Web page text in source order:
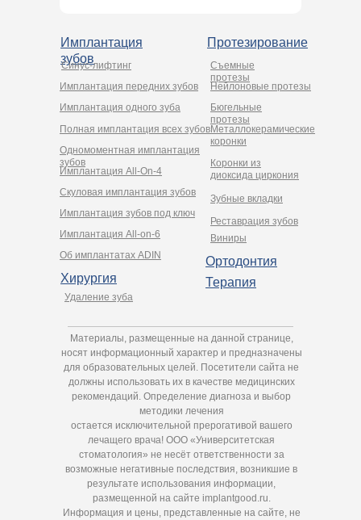
Хирургия
Имплантация All-on-6
Удаление зуба
Имплантация зубов под ключ
Cкуловая имплантация зубов
Имплантация All-On-4
Ортодонтия
Терапия
Имплантация
зубов
Одномоментная имплантация
зубов
Полная имплантация всех зубов
Имплантация одного зуба
Имплантация передних зубов
Об имплантатах ADIN
Синус-лифтинг
Нейлоновые протезы
Бюгельные
протезы
Металлокерамические
коронки
Коронки из
диоксида циркония
Зубные вкладки
Реставрация зубов
Виниры
Протезирование
Съемные
протезы
Материалы, размещенные на данной странице,
носят информационный характер и предназначены
для образовательных целей. Посетители сайта не
должны использовать их в качестве медицинских
рекомендаций. Определение диагноза и выбор
методики лечения
остается исключительной прерогативой вашего
лечащего врача! ООО «Университетская
стоматология» не несёт ответственности за
возможные негативные последствия, возникшие в
результате использования информации,
размещенной на сайте implantgood.ru.
Информация и цены, представленные на сайте, не